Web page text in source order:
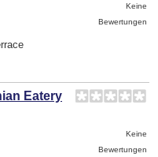
Keine
Bewertungen
Eatery
Keine
Bewertungen